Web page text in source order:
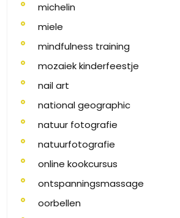
michelin
miele
mindfulness training
mozaiek kinderfeestje
nail art
national geographic
natuur fotografie
natuurfotografie
online kookcursus
ontspanningsmassage
oorbellen